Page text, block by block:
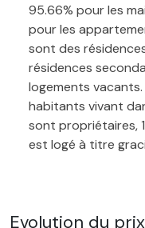
95.66% pour les
pour les
sont des
résidences
logements vacants.
habitants vivant
sont propriétaires,
est logé à titre
Evolution du